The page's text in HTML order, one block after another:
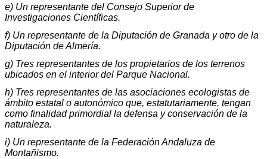
e) Un representante del Consejo Superior de
Investigaciones Científicas.
f) Un representante de la Diputación de Granada y otro de la
Diputación de Almería.
g) Tres representantes de los propietarios de los terrenos
ubicados en el interior del Parque Nacional.
h) Tres representantes de las asociaciones ecologistas de
ámbito estatal o autonómico que, estatutariamente, tengan
como finalidad primordial la defensa y conservación de la
naturaleza.
i) Un representante de la Federación Andaluza de
Montañismo.